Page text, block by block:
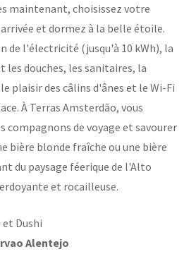
maintenant, choisissez votre
et dormez à la belle étoile.
de l'électricité (jusqu'à 10 kWh), la
douches, les sanitaires, la
plaisir des câlins d'ânes et le Wi-Fi
À Terras Amsterdāo, vous
compagnons de voyage et savourer
bière blonde fraîche ou une bière
du paysage féerique de l'Alto
et rocailleuse.
Dushi
Alentejo